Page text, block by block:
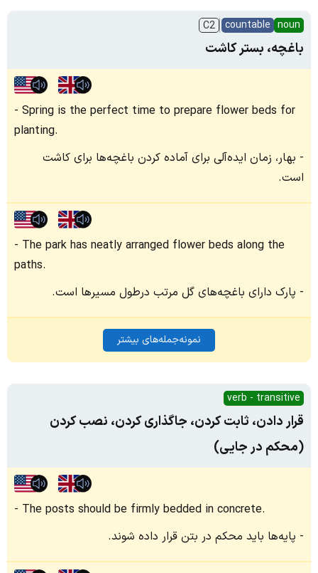
noun
countable
C2
باغچه، بستر کاشت
Spring is the perfect time to prepare flower beds for
planting.
بهار، زمان ایده‌آلی برای آماده کردن باغچه‌ها برای کاشت
است.
The park has neatly arranged flower beds along the
paths.
پارک دارای باغچه‌های گل مرتب درطول مسیرها است.
نمونه‌جمله‌های بیشتر
verb - transitive
قرار دادن، ثابت کردن، جاگذاری کردن، نصب کردن
(محکم در جایی)
The posts should be firmly bedded in concrete.
پایه‌ها باید محکم در بتن قرار داده شوند.